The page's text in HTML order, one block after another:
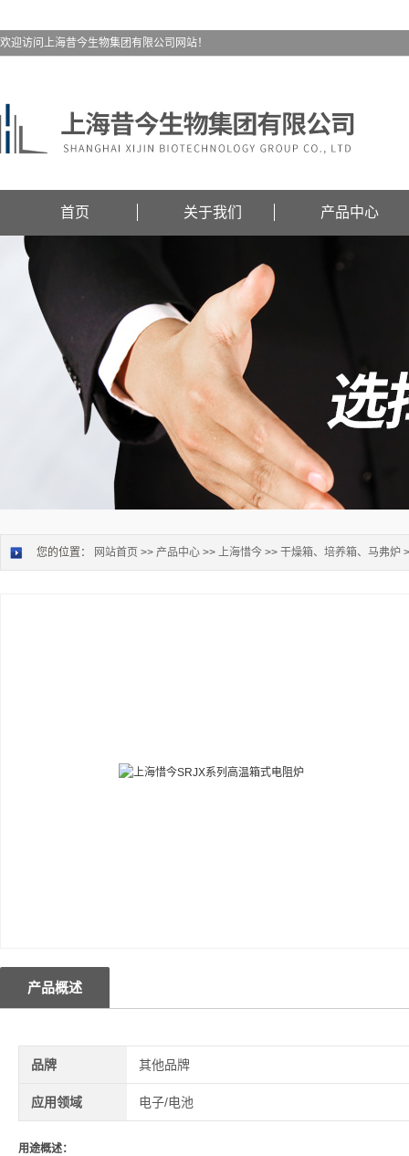
欢迎访问上海昔今生物集团有限公司网站！
首页 关于我们 产品中心
您的位置： 网站首页 >> 产品中心 >> 上海惜今 >> 干燥箱、培养箱、马弗炉
产品概述
品牌 其他品牌
应用领域 电子/电池
用途概述：